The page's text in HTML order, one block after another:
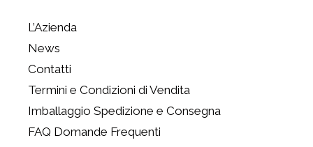
L’Azienda
News
Contatti
Termini e Condizioni di Vendita
Imballaggio Spedizione e Consegna
FAQ Domande Frequenti